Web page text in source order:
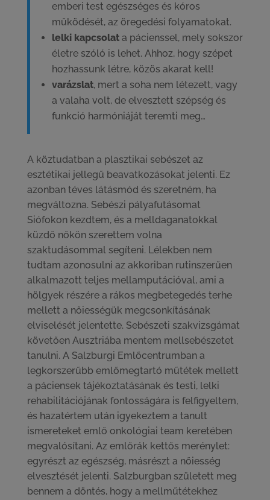
emberi test egészséges és kóros
működését, az öregedési folyamatokat.
lelki kapcsolata pácienssel, mely sokszor
életre szóló is lehet. Ahhoz, hogy szépet
hozhassunk létre, közös akarat kell!
varázslat, mert a soha nem létezett, vagy
a valaha volt, de elvesztett szépség és
funkció harmóniáját teremti meg…
A köztudatban a plasztikai sebészet az
esztétikai jellegű beavatkozásokat jelenti. Ez
azonban téves látásmód és szeretném, ha
megváltozna. Sebészi pályafutásomat
Siófokon kezdtem, és a melldaganatokkal
küzdő nőkön szerettem volna
szaktudásommal segíteni. Lélekben nem
tudtam azonosulni az akkoriban rutinszerűen
alkalmazott teljes mellamputációval, ami a
hölgyek részére a rákos megbetegedés terhe
mellett a nőiességük megcsonkításának
elviselését jelentette. Sebészeti szakvizsgámat
követően Ausztriába mentem mellsebészetet
tanulni. A Salzburgi Emlőcentrumban a
legkorszerűbb emlőmegtartó műtétek mellett
a páciensek tájékoztatásának és testi, lelki
rehabilitációjának fontosságára is felfigyeltem,
és hazatértem után igyekeztem a tanult
ismereteket emlő onkológiai team keretében
megvalósítani. Az emlőrák kettős merénylet:
egyrészt az egészség, másrészt a nőiesség
elvesztését jelenti. Salzburgban született meg
bennem a döntés, hogy a mellműtétekhez